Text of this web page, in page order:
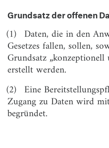
§ 1
Grundsatz der
§ 2
Anwendungsbereich
§ 3
Begriffsbestimmungen
§ 4
Grundsatz der
Zulässigkeit von
§ 5
Nichtdiskriminierung
Grundsatz der offenen
(1) Daten, die in den
Gesetzes fallen, sollen,
Grundsatz
erstellt werden.
(2) Eine
Zugang zu Daten wird
begründet.